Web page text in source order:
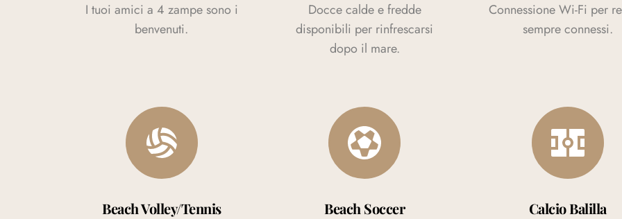
I tuoi amici a 4 zampe sono i
benvenuti.
Docce calde e fredde
disponibili per rinfrescarsi
dopo il mare.
Connessione Wi-Fi per
sempre connessi.
Beach Volley/Tennis Beach Soccer Calcio Balilla